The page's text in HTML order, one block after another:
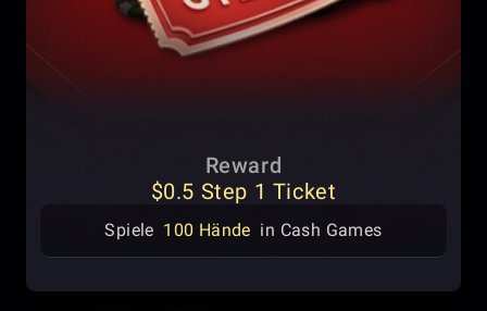
Reward
$0.5 Step 1 Ticket
Spiele 100 Hände in Cash Games